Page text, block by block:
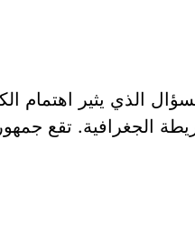
الذي يثير اهتمام
الجغرافية. تقع